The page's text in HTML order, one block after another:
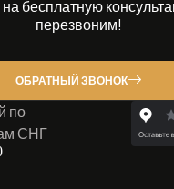
на бесплатную
перезвоним!
ОБРАТНЫЙ ЗВОНОК
по
СНГ